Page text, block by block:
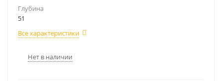
Глубина
51
Все характеристики
Нет в наличии